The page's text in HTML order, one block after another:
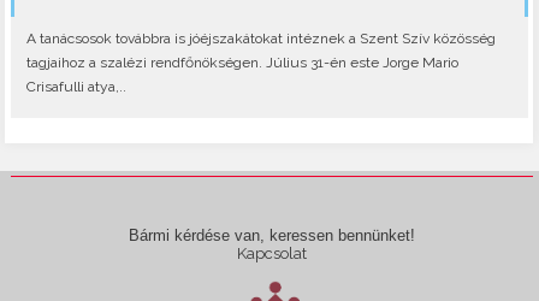
A tanácsosok továbbra is jóéjszakátokat intéznek a Szent Szív közösség
tagjaihoz a szalézi rendfőnökségen. Július 31-én este Jorge Mario
Crisafulli atya,..
Bármi kérdése van, keressen bennünket!
Kapcsolat